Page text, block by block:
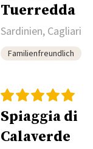
Tuerredda
Sardinien, Cagliari
Familienfreundlich
Spiaggia di
Calaverde